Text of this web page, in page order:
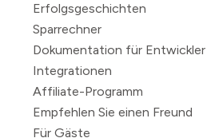
Erfolgsgeschichten
Sparrechner
Dokumentation für Entwickler
Integrationen
Affiliate-Programm
Empfehlen Sie einen Freund
Für Gäste